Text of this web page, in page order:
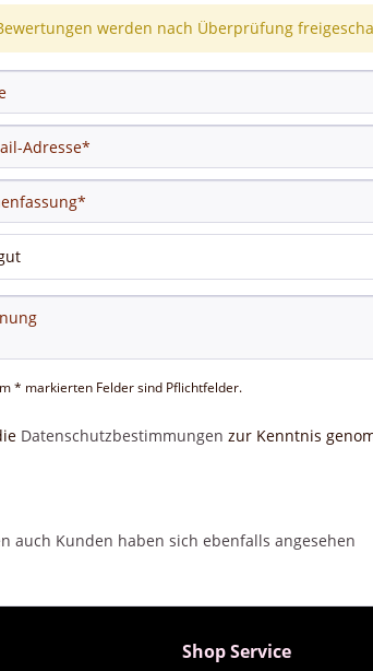
werden nach Überprüfung
* markierten Felder sind Pflichtfelder.
Datenschutzbestimmungen zur Kenntnis
auch Kunden haben sich ebenfalls angesehen
Shop Service